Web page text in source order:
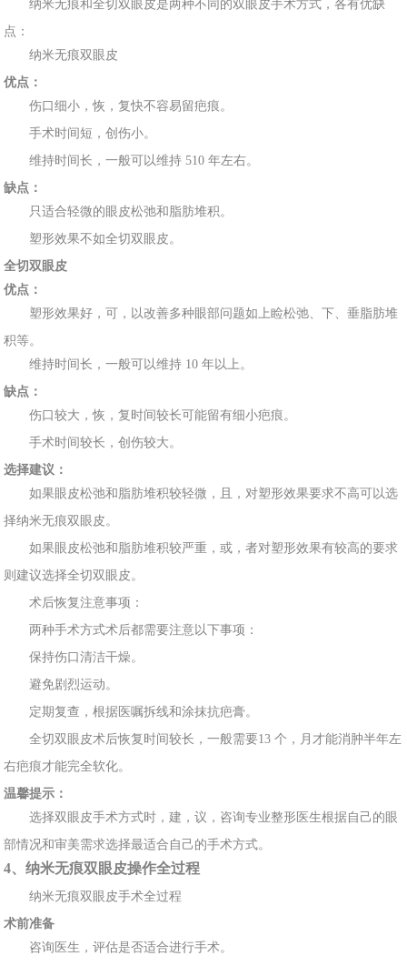
纳米无痕和全切双眼皮是两种不 同的双 眼皮手术方式 ，各有优缺
点：
纳米无痕双眼皮
优点：
伤口细小，恢 ，复快不容易留疤痕。
手术时间短，创伤小。
维持时间长 ，一般可以维持 510 年左右。
缺点：
只适合轻微的眼皮松弛和 脂肪堆积。
塑形效果不如全切双 眼 皮。
全切双眼皮
优点：
塑形效果好，可，以改善多种眼部问题如上睑松弛、下、垂脂肪堆
积等。
维持时间长，一般可以维持 10 年以上。
缺点：
伤口较大，恢，复 时间较长可能留有细小疤痕。
手术时间较长，创伤较大。
选择建议：
如果眼皮松弛和脂肪堆积较轻微，且，对塑形效果要求不高可以选
择纳米无痕双眼皮。
如果眼皮松弛和脂肪堆积较严重，或，者对塑形效果有较高的要求
则建议选择全切双眼皮。
术后恢复注意事项：
两种手术方式术后都需要注意以下事项 ：
保持伤口清洁干燥。
避免剧烈运动 。
定期复查，根据医嘱拆线和涂抹抗疤膏。
全切双眼皮术后恢复时间较长 ，一般需要13 个，月才能消肿半年左
右疤痕才能完全软化。
温馨提示：
选择双眼皮手术方式时，建，议，咨询专业整形医生根据自己的眼
部情况和审美需求选择最适合自己的手术方式。
4、纳米无痕双眼皮操作全过程
纳米无痕双眼皮手术全过程
术前准备
咨询医生，评估是否适合进行手术。